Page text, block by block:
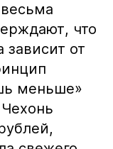
что
зависит от
меньше»